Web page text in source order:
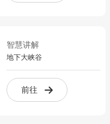
智慧讲解
地下大峡谷
前往